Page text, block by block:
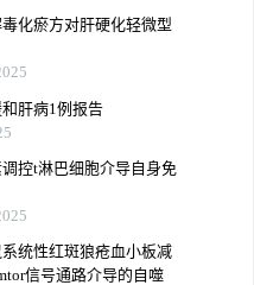
化瘀方对肝硬化轻微型
肝病1例报告
控t淋巴细胞介导自身免
统性红斑狼疮血小板减
信号通路介导的自噬